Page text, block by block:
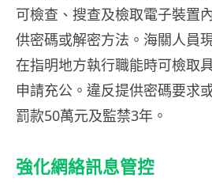
可檢查、搜查及檢取電子裝置
供密碼或解密方法。海關人員
在指明地方執行職能時可檢取
申請充公。違反提供密碼要求
罰款50萬元及監禁3年。
強化網絡訊息管控